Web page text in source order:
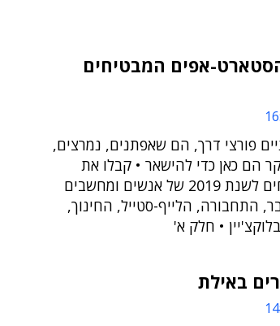
אפים המבטיחים
פורצי דרך, הם שאפתנים, נמרצים,
הם כאן כדי להישאר • קבלו את
הסטארט-אפים המבטיחים לשנת 2019 של אנשים ומחשבים
התחבורה, הלייף-סטייל, החינוך,
• חלק א'
באילת